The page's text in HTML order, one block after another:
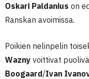
Oskari Paldanius on
Ranskan avoimissa.
Poikien nelinpelin
Wazny voittivat
Boogaard/Ivan